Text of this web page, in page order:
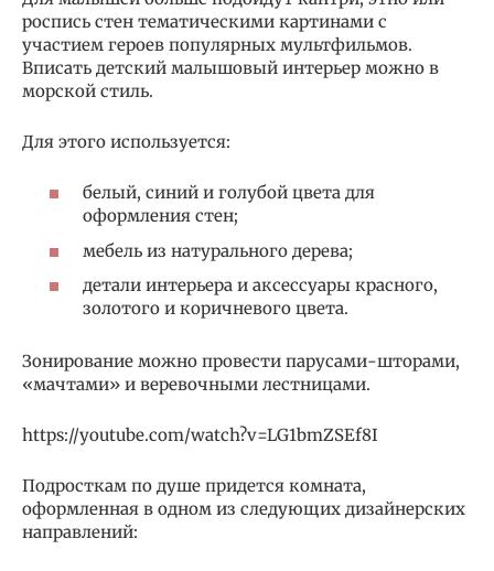
роспись стен тематическими картинами с
участием героев популярных мультфильмов.
Вписать детский малышовый интерьер можно в
морской стиль.
Для этого используется:
белый, синий и голубой цвета для
оформления стен;
мебель из натурального дерева;
детали интерьера и аксессуары красного,
золотого и коричневого цвета.
Зонирование можно провести парусами-шторами,
«мачтами» и веревочными лестницами.
https://youtube.com/watch?v=LG1bmZSEf8I
Подросткам по душе придется комната,
оформленная в одном из следующих дизайнерских
направлений: